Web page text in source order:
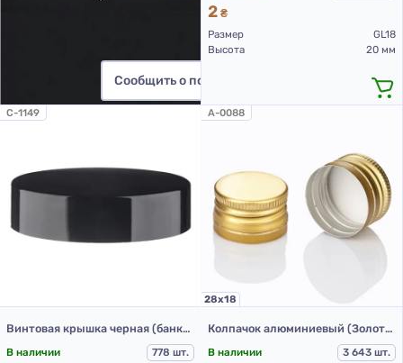
Сообщить о поступлении
2 ₴
Размер
GL18
Высота
20 мм
C-1149
Винтовая крышка черная (банка 50 мл и 60 мл)
В наличии 778 шт.
A-0088
28х18
Колпачок алюминиевый (Золото с резьбой 28х18 мм)
В наличии 3 643 шт.